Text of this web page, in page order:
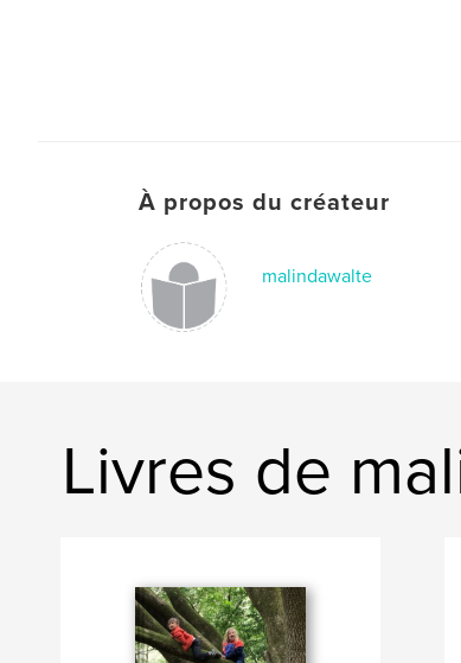
À propos du créateur
malindawalte
Livres de